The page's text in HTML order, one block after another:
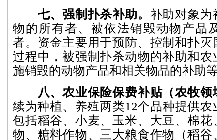
七、强制扑杀补助。 补助对象为
物的所有者、被依法销毁动物产品
者。资金主要用于预防、控制和扑
过程中，被强制扑杀动物的补助和农
施销毁的动物产品和相关物品的补助
八、农业保险保费补贴（农牧领
续为种植、养殖两类12个品种提供
包括稻谷、小麦、玉米、大豆、棉花
物、糖料作物、三大粮食作物（稻谷